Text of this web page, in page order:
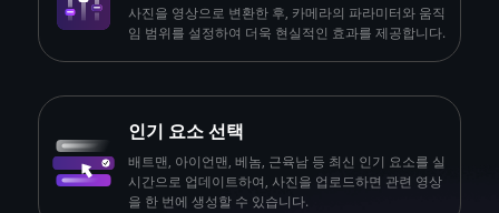
사진을 영상으로 변환한 후, 카메라의 파라미터와 움직
임 범위를 설정하여 더욱 현실적인 효과를 제공합니다.
인기 요소 선택
배트맨, 아이언맨, 베놈, 근육남 등 최신 인기 요소를 실
시간으로 업데이트하여, 사진을 업로드하면 관련 영상
을 한 번에 생성할 수 있습니다.